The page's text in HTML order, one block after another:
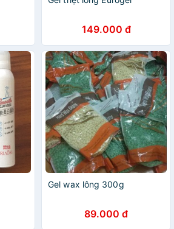
149.000 đ
Gel wax lông 300g
89.000 đ